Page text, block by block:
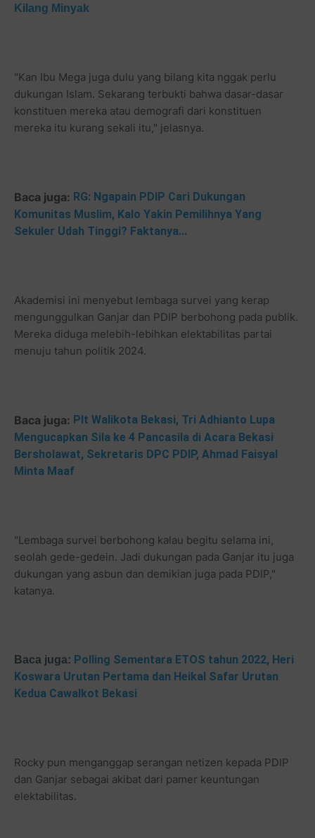
Kilang Minyak
"Kan Ibu Mega juga dulu yang bilang kita nggak perlu
dukungan Islam. Sekarang terbukti bahwa dasar-dasar
konstituen mereka atau demografi dari konstituen
mereka itu kurang sekali itu," jelasnya.
Baca juga: RG: Ngapain PDIP Cari Dukungan
Komunitas Muslim, Kalo Yakin Pemilihnya Yang
Sekuler Udah Tinggi? Faktanya...
Akademisi ini menyebut lembaga survei yang kerap
mengunggulkan Ganjar dan PDIP berbohong pada publik.
Mereka diduga melebih-lebihkan elektabilitas partai
menuju tahun politik 2024.
Baca juga: Plt Walikota Bekasi, Tri Adhianto Lupa
Mengucapkan Sila ke 4 Pancasila di Acara Bekasi
Bersholawat, Sekretaris DPC PDIP, Ahmad Faisyal
Minta Maaf
"Lembaga survei berbohong kalau begitu selama ini,
seolah gede-gedein. Jadi dukungan pada Ganjar itu juga
dukungan yang asbun dan demikian juga pada PDIP,"
katanya.
Baca juga: Polling Sementara ETOS tahun 2022, Heri
Koswara Urutan Pertama dan Heikal Safar Urutan
Kedua Cawalkot Bekasi
Rocky pun menganggap serangan netizen kepada PDIP
dan Ganjar sebagai akibat dari pamer keuntungan
elektabilitas.